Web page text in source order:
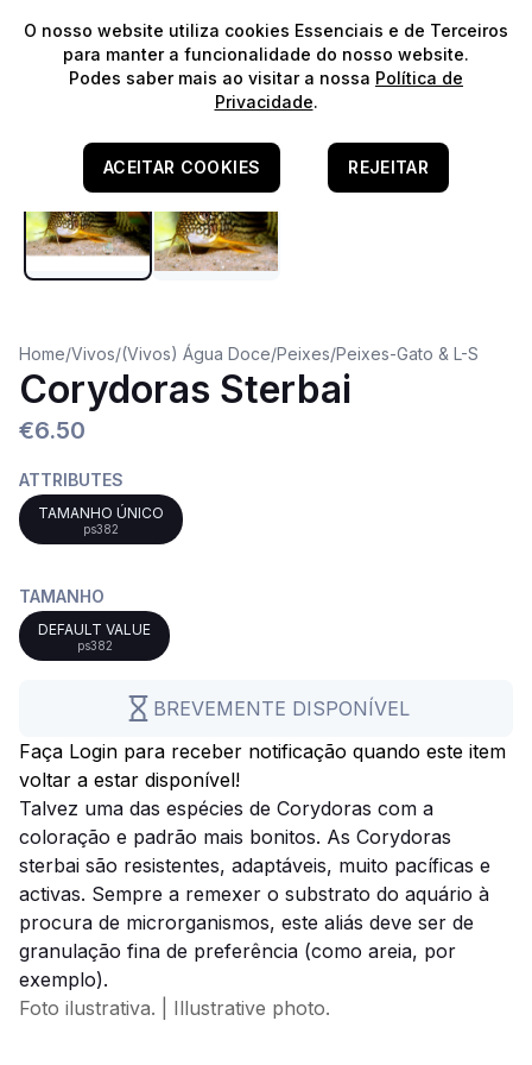
⭐️ Envios Gratuitos para encomendas acima de 60€!*⭐️
Home/Vivos/(Vivos) Água Doce/Peixes/Peixes-Gato & L-S
Corydoras Sterbai
€6.50
ATTRIBUTES
TAMANHO ÚNICO
ps382
TAMANHO
DEFAULT VALUE
ps382
BREVEMENTE DISPONÍVEL
Faça Login para receber notificação quando este item
voltar a estar disponível!
Talvez uma das espécies de Corydoras com a
coloração e padrão mais bonitos. As Corydoras
sterbai são resistentes, adaptáveis, muito pacíficas e
activas. Sempre a remexer o substrato do aquário à
procura de microrganismos, este aliás deve ser de
granulação fina de preferência (como areia, por
exemplo).
Foto ilustrativa. | Illustrative photo.
O nosso website utiliza cookies Essenciais e de Terceiros
para manter a funcionalidade do nosso website.
Podes saber mais ao visitar a nossa Política de
Privacidade.
ACEITAR COOKIES REJEITAR